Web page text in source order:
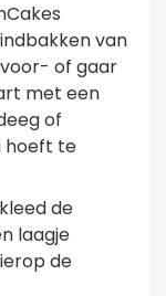
van
of gaar
met een
of
hoeft te
de
laagje
de